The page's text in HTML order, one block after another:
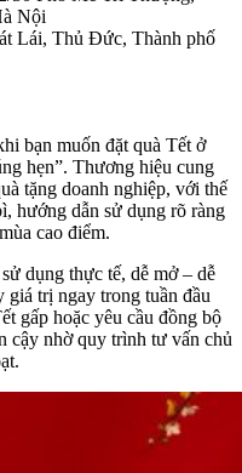
Nội
Lái, Thủ Đức, Thành phố
bạn muốn đặt quà Tết ở
hẹn”. Thương hiệu cung
tặng doanh nghiệp, với thế
hướng dẫn sử dụng rõ ràng
cao điểm.
dụng thực tế, dễ mở – dễ
giá trị ngay trong tuần đầu
gấp hoặc yêu cầu đồng bộ
cậy nhờ quy trình tư vấn chủ